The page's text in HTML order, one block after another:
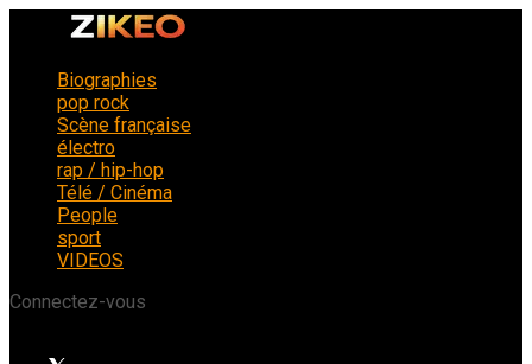
Biographies
pop rock
Scène française
électro
rap / hip-hop
Télé / Cinéma
People
sport
VIDEOS
Connectez-vous